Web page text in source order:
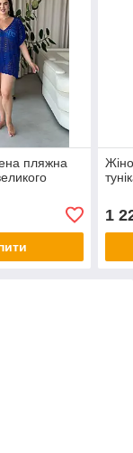
пляжна
1